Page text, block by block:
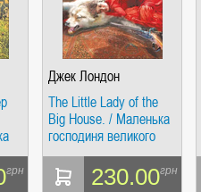
грн
Джек Лондон
The Little Lady of the
Big House. / Маленька
господиня великого
будинку. Читання в
оригіналі. Каро
230.00грн